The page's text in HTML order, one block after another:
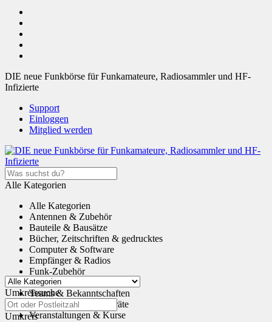
DIE neue Funkbörse für Funkamateure, Radiosammler und HF-
Infizierte
Support
Einloggen
Mitglied werden
Alle Kategorien
Alle Kategorien
Antennen & Zubehör
Bauteile & Bausätze
Bücher, Zeitschriften & gedrucktes
Computer & Software
Empfänger & Radios
Funk-Zubehör
Tauschen & Schenken
Teams & Bekanntschaften
Transceiver & Funkgeräte
Veranstaltungen & Kurse
Umkreissuche
Umkreis